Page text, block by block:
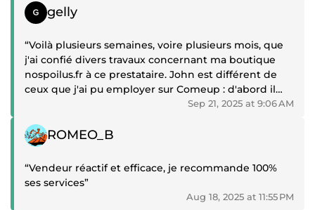
sens du branding”
Positive review
gelly
“Voilà plusieurs semaines, voire plusieurs mois, que
j'ai confié divers travaux concernant ma boutique
nospoilus.fr à ce prestataire. John est différent de
ceux que j'ai pu employer sur Comeup : d'abord il
analyse, ensuite il délivre un projet écrit, quand il a
démontre par un avant après son travail. Pour les
profanes comme moi, cela permet d'être rassuré sur
la qualité de ses actions. Enfin, il n'est pas avare de
conseils et d'aides sortant parfois du cadre de sa
mission. Merci encore John pour votre collaboration”
Sep 21, 2025 at 9:06 AM
Positive review
ROMEO_B
“Vendeur réactif et efficace, je recommande 100%
ses services”
Aug 18, 2025 at 11:55 PM